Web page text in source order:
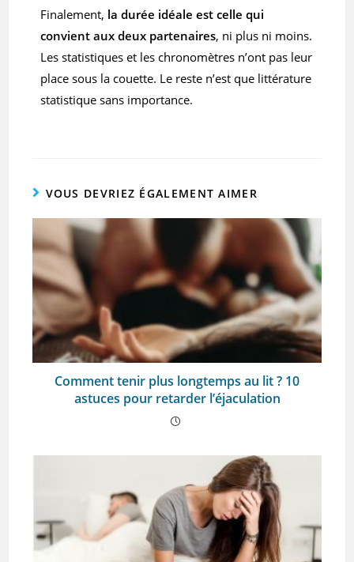
Finalement, la durée idéale est celle qui
convient aux deux partenaires, ni plus ni moins.
Les statistiques et les chronomètres n’ont pas leur
place sous la couette. Le reste n’est que littérature
statistique sans importance.
VOUS DEVRIEZ ÉGALEMENT AIMER
Comment tenir plus longtemps au lit ? 10
astuces pour retarder l’éjaculation